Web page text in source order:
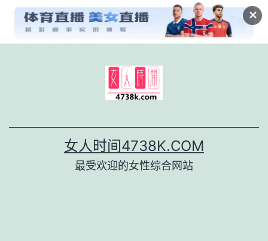
✕
女人时间4738K.COM
最受欢迎的女性综合网站